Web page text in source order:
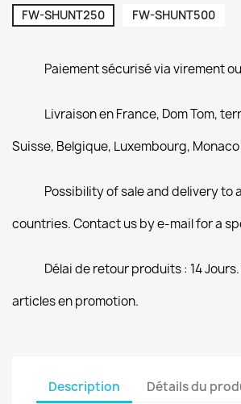
FW-SHUNT250 FW-SHUNT500
Paiement sécurisé via virement
Livraison en France, Dom Tom,
Suisse, Belgique, Luxembourg,
Possibility of sale and delivery to
countries. Contact us by e-mail for a
Délai de retour produits : 14
articles en promotion.
Description Détails du